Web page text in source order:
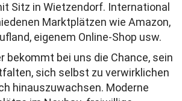
Sitz in Wietzendorf. International
Marktplätzen wie Amazon,
eigenem Online-Shop usw.
bekommt bei uns die Chance, sein
sich selbst zu verwirklichen
hinauszuwachsen. Moderne